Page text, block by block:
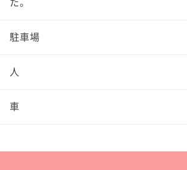
た。
駐車場
人
車